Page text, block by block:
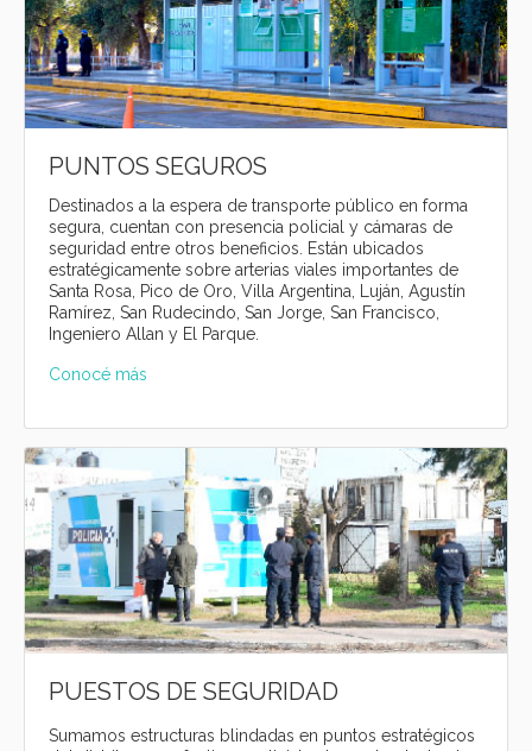
PUNTOS SEGUROS
Destinados a la espera de transporte público en forma
segura, cuentan con presencia policial y cámaras de
seguridad entre otros beneficios. Están ubicados
estratégicamente sobre arterias viales importantes de
Santa Rosa, Pico de Oro, Villa Argentina, Luján, Agustín
Ramírez, San Rudecindo, San Jorge, San Francisco,
Ingeniero Allan y El Parque.
Conocé más
PUESTOS DE SEGURIDAD
Sumamos estructuras blindadas en puntos estratégicos